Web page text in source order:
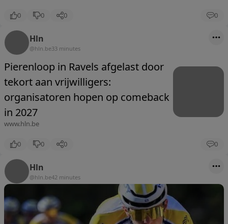
0 0 0 0
Hln
@hln.be33 minutes
Pierenloop in Ravels afgelast door
tekort aan vrijwilligers:
organisatoren hopen op comeback
in 2027
www.hln.be
0 0 0 0
Hln
@hln.be42 minutes